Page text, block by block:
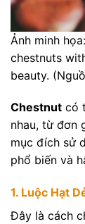
Ảnh minh
chestnuts
beauty.
Chestnut có
nhau, từ đơn
mục đích sử
phổ biến và
1. Luộc Hạt
Đây là cách